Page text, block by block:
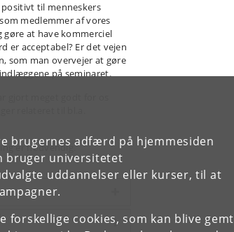
brugernes adfærd på hjemmesiden
bruger universitetet
uddannelser eller kurser, til at
forskellige cookies, som kan blive gemt
til menneskers
medlemmer af vores
gøre at have kommerciel
er acceptabel? Er det vejen
som man overvejer at gøre
på seminaret.
relateret til bl.a.
er nødvendig.